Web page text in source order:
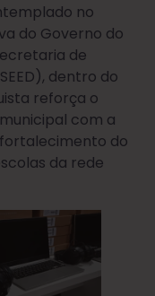
no
do Governo do
de
dentro do
reforça o
com a
do
da rede